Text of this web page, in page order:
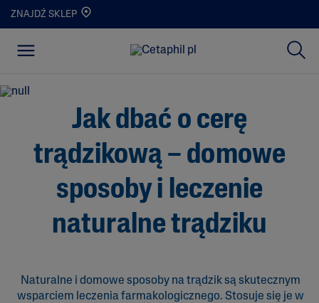
ZNAJDŹ SKLEP
Jak dbać o cerę
trądzikową – domowe
sposoby i leczenie
naturalne trądziku
Naturalne i domowe sposoby na trądzik są skutecznym
wsparciem leczenia farmakologicznego. Stosuje się je w